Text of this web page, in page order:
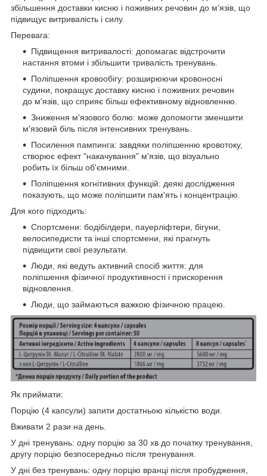
збільшення доставки кисню і поживних речовин до м'язів, що
підвищує витривалість і силу.
Перевага:
Підвищення витривалості: допомагає відстрочити
настання втоми і збільшити тривалість тренувань.
Поліпшення кровообігу: розширюючи кровоносні
судини, покращує доставку кисню і поживних речовин
до м'язів, що сприяє більш ефективному відновленню.
Зниження м'язового болю: може допомогти зменшити
м'язовий біль після інтенсивних тренувань.
Посилення пампинга: завдяки поліпшенню кровотоку,
створює ефект "накачування" м'язів, що візуально
робить їх більш об'ємними.
Поліпшення когнітивних функцій: деякі дослідження
показують, що може поліпшити пам'ять і концентрацію.
Для кого підходить:
Спортсмени: бодібілдери, пауерліфтери, бігуни,
велосипедисти та інші спортсмени, які прагнуть
підвищити свої результати.
Люди, які ведуть активний спосіб життя: для
поліпшення фізичної продуктивності і прискорення
відновлення.
Люди, що займаються важкою фізичною працею.
Як приймати:
Порцію (4 капсули) запити достатньою кількістю води.
Вживати 2 рази на день.
У дні тренувань: одну порцію за 30 хв до початку тренування,
другу порцію безпосередньо після тренування.
У дні без тренувань: одну порцію вранці після пробудження,